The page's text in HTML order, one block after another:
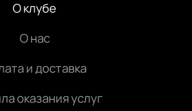
О клубе
О нас
и доставка
оказания услуг